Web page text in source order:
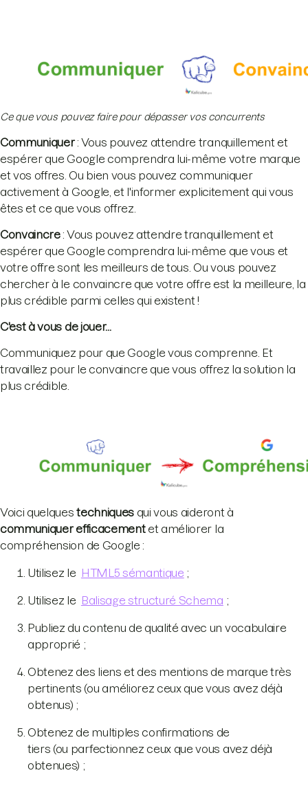
Ce que vous pouvez faire pour dépasser vos concurrents
Communiquer: Vous pouvez attendre tranquillement et
espérer que Google comprendra lui-même votre marque
et vos offres. Ou bien vous pouvez communiquer
activement à Google, et l'informer explicitement qui vous
êtes et ce que vous offrez.
Convaincre: Vous pouvez attendre tranquillement et
espérer que Google comprendra lui-même que vous et
votre offre sont les meilleurs de tous. Ou vous pouvez
chercher à le convaincre que votre offre est la meilleure, la
plus crédible parmi celles qui existent !
C'est à vous de jouer...
Communiquez pour que Google vous comprenne. Et
travaillez pour le convaincre que vous offrez la solution la
plus crédible.
Voici quelquestechniques qui vous aideront à
communiquer efficacementet améliorer la
compréhension de Google :
Utilisez le HTML5 sémantique ;
Utilisez le Balisage structuré Schema ;
Publiez du contenu de qualité avec un vocabulaire
approprié ;
Obtenez des liens et des mentions de marque très
pertinents (ou améliorez ceux que vous avez déjà
obtenus) ;
Obtenez de multiples confirmations de
tiers (ou parfectionnez ceux que vous avez déjà
obtenues) ;